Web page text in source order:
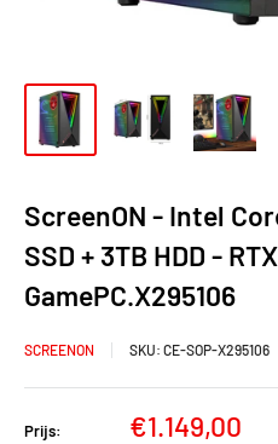
ScreenON - Intel
SSD + 3TB HDD -
GamePC.X295106
SCREENON SKU: CE-SOP-X295106
Prijs: Verkoopprijs
€1.149,00